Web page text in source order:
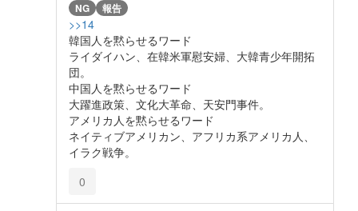
NG 報告
>>14
韓国人を黙らせるワード
ライダイハン、在韓米軍慰安婦、大韓青少年開拓
団。
中国人を黙らせるワード
大躍進政策、文化大革命、天安門事件。
アメリカ人を黙らせるワード
ネイティブアメリカン、アフリカ系アメリカ人、
イラク戦争。
0